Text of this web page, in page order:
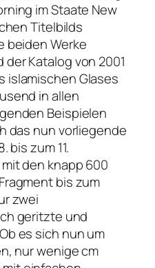
im Staate New
Titelbilds
beiden Werke
Katalog von 2001
islamischen Glases
in allen
Beispielen
das nun vorliegende
bis zum 11.
den knapp 600
bis zum
zwei
geritzte und
es sich nun um
nur wenige cm